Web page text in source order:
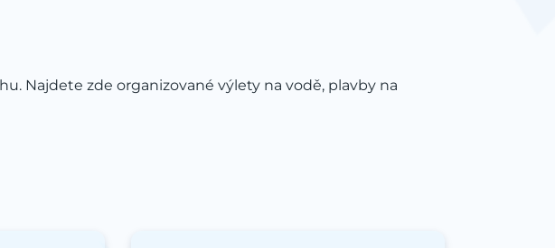
Najdete zde organizované výlety na vodě, plavby na